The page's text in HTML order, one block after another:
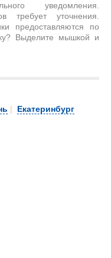
уведомления.
требует уточнения.
предоставляются по
Выделите мышкой и
| Екатеринбург